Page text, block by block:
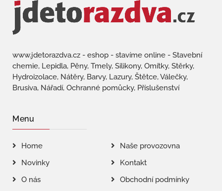
www.jdetorazdva.cz - eshop - stavíme online - Stavební
chemie, Lepidla, Pěny, Tmely, Silikony, Omítky, Stěrky,
Hydroizolace, Nátěry, Barvy, Lazury, Štětce, Válečky,
Brusiva, Nářadí, Ochranné pomůcky, Příslušenství
Menu
Home
Naše provozovna
Novinky
Kontakt
O nás
Obchodní podmínky